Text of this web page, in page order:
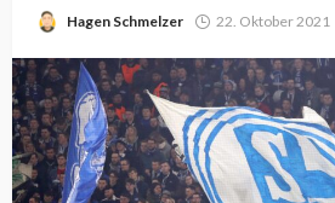
Hagen Schmelzer 22. Oktober 2021